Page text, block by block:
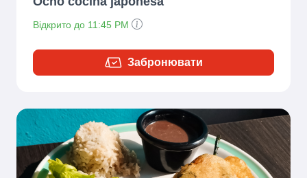
Відкрито до 11:45 PM
Забронювати